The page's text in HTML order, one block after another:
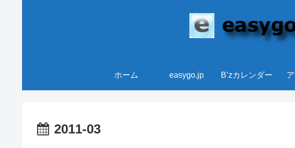
ホーム easygo.jp B’zカレンダー
2011-03